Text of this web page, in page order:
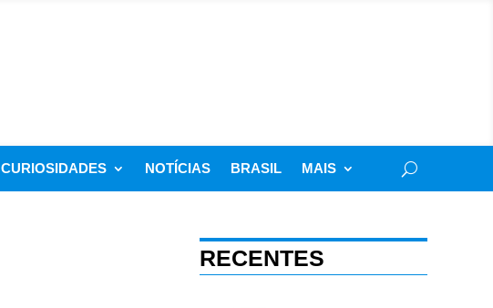
CURIOSIDADES NOTÍCIAS BRASIL MAIS
RECENTES